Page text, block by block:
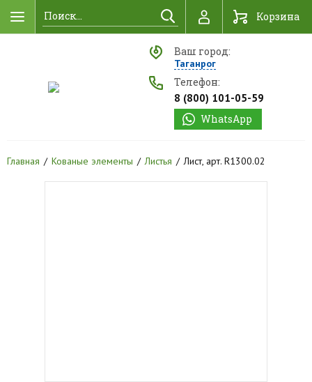
Найти Корзина
Ваш город:
Таганрог
Телефон:
8 (800) 101-05-59
WhatsApp
Главная Кованые элементы Листья Лист, арт. R1300.02